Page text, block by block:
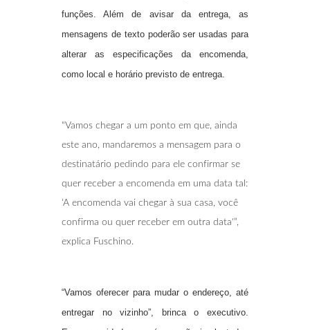
funções. Além de avisar da entrega, as
mensagens de texto poderão ser usadas para
alterar as especificações da encomenda,
como local e horário previsto de entrega.
“Vamos chegar a um ponto em que, ainda
este ano, mandaremos a mensagem para o
destinatário pedindo para ele confirmar se
quer receber a encomenda em uma data tal:
‘A encomenda vai chegar à sua casa, você
confirma ou quer receber em outra data'”,
explica Fuschino.
“Vamos oferecer para mudar o endereço, até
entregar no vizinho”, brinca o executivo.